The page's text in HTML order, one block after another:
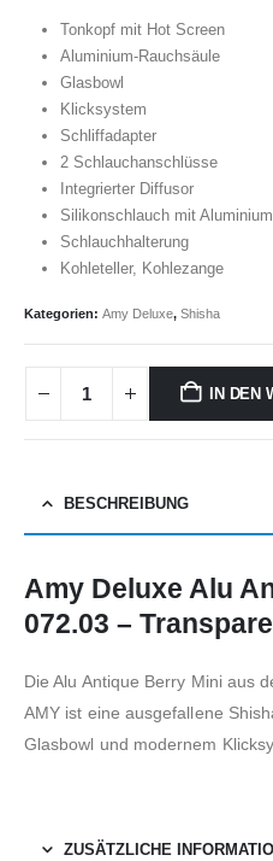
Tonkopf mit Hot Screen
Aluminium-Rauchsäule
Glasbowl
Klicksystem
Schliffadapter
2 Schlauchanschlüsse
Integrierter Diffusor
Silikonschlauch mit
Schlauchhalterung
Kohleteller, Kohlezange
Kategorien: Amy Deluxe, Shisha
IN DEN
BESCHREIBUNG
Amy Deluxe Alu
072.03 –
Die Alu Antique Berry Mini aus
AMY ist eine ausgefallene
Glasbowl und modernem
ZUSÄTZLICHE